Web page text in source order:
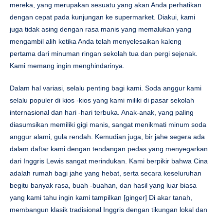
mereka, yang merupakan sesuatu yang akan Anda perhatikan
dengan cepat pada kunjungan ke supermarket. Diakui, kami
juga tidak asing dengan rasa manis yang memalukan yang
mengambil alih ketika Anda telah menyelesaikan kaleng
pertama dari minuman ringan sekolah tua dan pergi sejenak.
Kami memang ingin menghindarinya.
Dalam hal variasi, selalu penting bagi kami. Soda anggur kami
selalu populer di kios -kios yang kami miliki di pasar sekolah
internasional dan hari -hari terbuka. Anak-anak, yang paling
diasumsikan memiliki gigi manis, sangat menikmati minum soda
anggur alami, gula rendah. Kemudian juga, bir jahe segera ada
dalam daftar kami dengan tendangan pedas yang menyegarkan
dari Inggris Lewis sangat merindukan. Kami berpikir bahwa Cina
adalah rumah bagi jahe yang hebat, serta secara keseluruhan
begitu banyak rasa, buah -buahan, dan hasil yang luar biasa
yang kami tahu ingin kami tampilkan [ginger] Di akar tanah,
membangun klasik tradisional Inggris dengan tikungan lokal dan